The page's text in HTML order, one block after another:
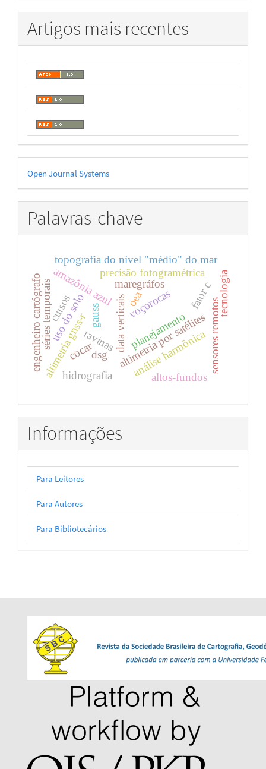
Artigos mais recentes
Desenvolvido
por
Open Journal Systems
Palavras-chave
data verticais
amazônia azul voçorocas
ravinas
uso do solo altimetria por satélites
topografia do nível "médio" do mar
análise harmônica
séries temporais
altimetria gnss-r
maregráfos
sensores remotos
hidrografia altos-fundos
planejamento
cocardsg
precisão fotogramétrica
fator c
gauss tecnologia
oea
cursos
engenheiro cartógrafo
Informações
Para Leitores
Para Autores
Para Bibliotecários